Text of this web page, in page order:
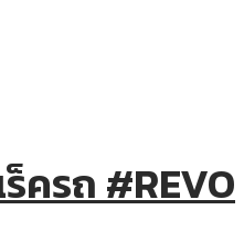
ครถ #REVO